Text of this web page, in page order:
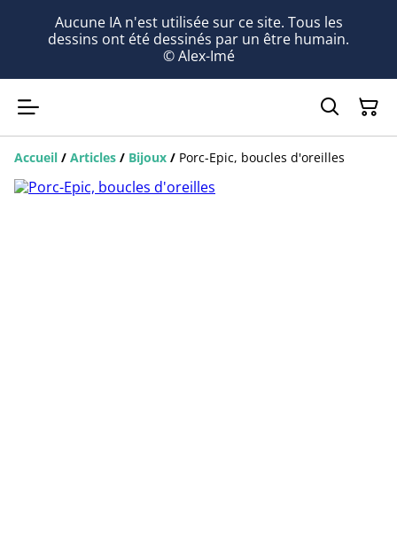
Aucune IA n'est utilisée sur ce site. Tous les
dessins ont été dessinés par un être humain.
© Alex-Imé
Accueil / Articles / Bijoux / Porc-Epic, boucles d'oreilles